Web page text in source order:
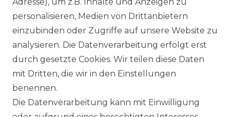
Authentic klein - Damen Sport
und Freizeit Hose aus reiner
Baumwolle (03020)
ab 54,95 € *
personalisieren, Medien von Drittanbietern
einzubinden oder Zugriffe auf unsere Website zu
analysieren. Die Datenverarbeitung erfolgt erst
durch gesetzte Cookies. Wir teilen diese Daten
mit Dritten, die wir in den Einstellungen
benennen.
Die Datenverarbeitung kann mit Einwilligung